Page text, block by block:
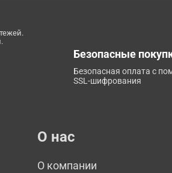
Безопасные
Безопасная оплата с
SSL-шифрования
О нас
О компании